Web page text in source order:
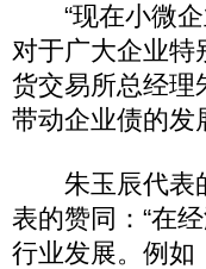
“现在小微企
对于广大企业特
货交易所总经理
带动企业债的发
朱玉辰代表的
表的赞同：“在
行业发展。例如